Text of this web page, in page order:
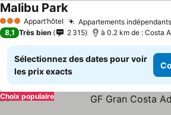
3 ÉtoilesAppart’hôtel Appartements
Malibu ParkConsulter les prix
8,1 Très bien 2 315 à 0.2 km de : Costa
Sélectionnez des dates pour voir
les prix exacts
Choix populaire